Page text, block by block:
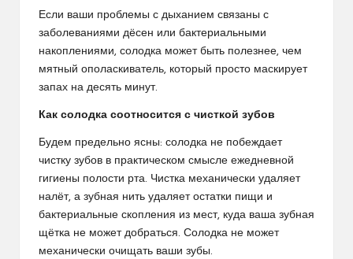
Если ваши проблемы с дыханием связаны с
заболеваниями дёсен или бактериальными
накоплениями, солодка может быть полезнее, чем
мятный ополаскиватель, который просто маскирует
запах на десять минут.
Как солодка соотносится с чисткой зубов
Будем предельно ясны: солодка не побеждает
чистку зубов в практическом смысле ежедневной
гигиены полости рта. Чистка механически удаляет
налёт, а зубная нить удаляет остатки пищи и
бактериальные скопления из мест, куда ваша зубная
щётка не может добраться. Солодка не может
механически очищать ваши зубы.